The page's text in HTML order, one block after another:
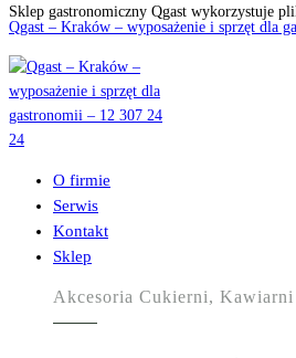
Qgast – Kraków – wyposażenie i sprzęt dla
O firmie
Serwis
Kontakt
Sklep
Akcesoria Cukierni, Kawiarni
Sklep gastronomiczny Qgast wykorzystuje